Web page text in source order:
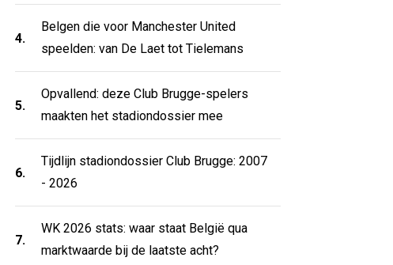
4.
Belgen die voor Manchester United
speelden: van De Laet tot Tielemans
5.
Opvallend: deze Club Brugge-spelers
maakten het stadiondossier mee
6.
Tijdlijn stadiondossier Club Brugge: 2007
- 2026
7.
WK 2026 stats: waar staat België qua
marktwaarde bij de laatste acht?